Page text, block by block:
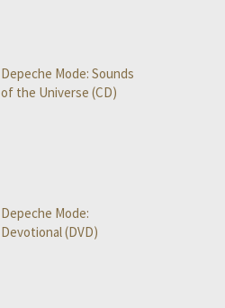
Depeche Mode: Sounds
of the Universe (CD)
Depeche Mode:
Devotional (DVD)